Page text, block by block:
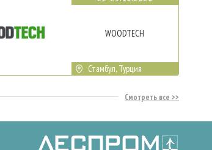
WOODTECH
Стамбул, Турция
Смотреть все